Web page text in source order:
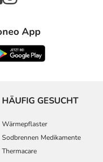
App
HÄUFIG GESUCHT
Wärmepflaster
Sodbrennen Medikamente
Thermacare